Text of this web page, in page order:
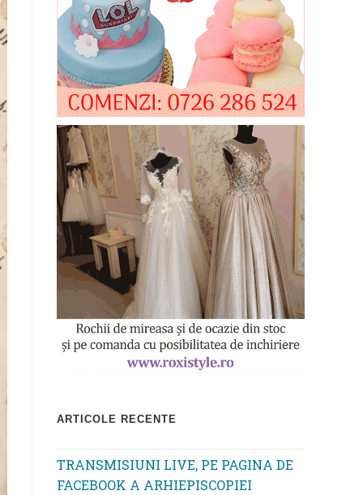
ARTICOLE RECENTE
TRANSMISIUNI LIVE, PE PAGINA DE
FACEBOOK A ARHIEPISCOPIEI